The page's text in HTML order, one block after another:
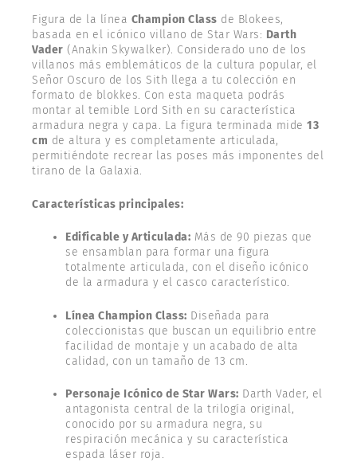
Figura de la línea Champion Class de Blokees,
basada en el icónico villano de Star Wars: Darth
Vader (Anakin Skywalker). Considerado uno de los
villanos más emblemáticos de la cultura popular, el
Señor Oscuro de los Sith llega a tu colección en
formato de blokkes. Con esta maqueta podrás
montar al temible Lord Sith en su característica
armadura negra y capa. La figura terminada mide 13
cm de altura y es completamente articulada,
permitiéndote recrear las poses más imponentes del
tirano de la Galaxia.
Características principales:
Edificable y Articulada: Más de 90 piezas que
se ensamblan para formar una figura
totalmente articulada, con el diseño icónico
de la armadura y el casco característico.
Línea Champion Class: Diseñada para
coleccionistas que buscan un equilibrio entre
facilidad de montaje y un acabado de alta
calidad, con un tamaño de 13 cm.
Personaje Icónico de Star Wars: Darth Vader, el
antagonista central de la trilogía original,
conocido por su armadura negra, su
respiración mecánica y su característica
espada láser roja.